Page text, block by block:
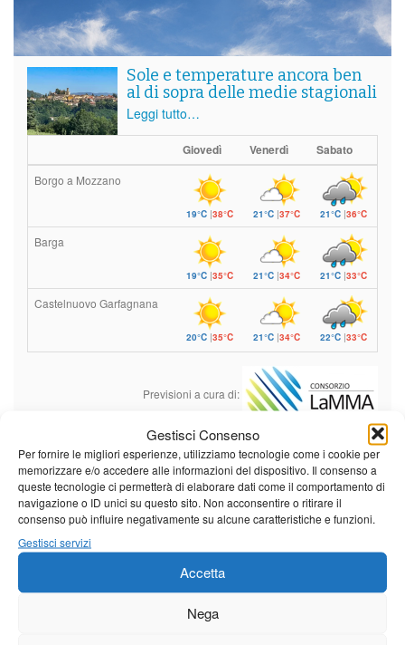
Gestisci Consenso
Per fornire le migliori esperienze, utilizziamo tecnologie come i cookie per
memorizzare e/o accedere alle informazioni del dispositivo. Il consenso a
queste tecnologie ci permetterà di elaborare dati come il comportamento di
navigazione o ID unici su questo sito. Non acconsentire o ritirare il
consenso può influire negativamente su alcune caratteristiche e funzioni.
Gestisci servizi
Accetta
Nega
Sole e temperature ancora ben
al di sopra delle medie stagionali
Leggi tutto…
Giovedì Venerdì Sabato
Borgo a Mozzano
19°C |38°C 21°C |37°C 21°C |36°C
Barga
19°C |35°C 21°C |34°C 21°C |33°C
Castelnuovo Garfagnana
20°C |35°C 21°C |34°C 22°C |33°C
Previsioni a cura di:
Calendario eventi
« Lug Agosto 2026
Set »
L
M M G V S
D